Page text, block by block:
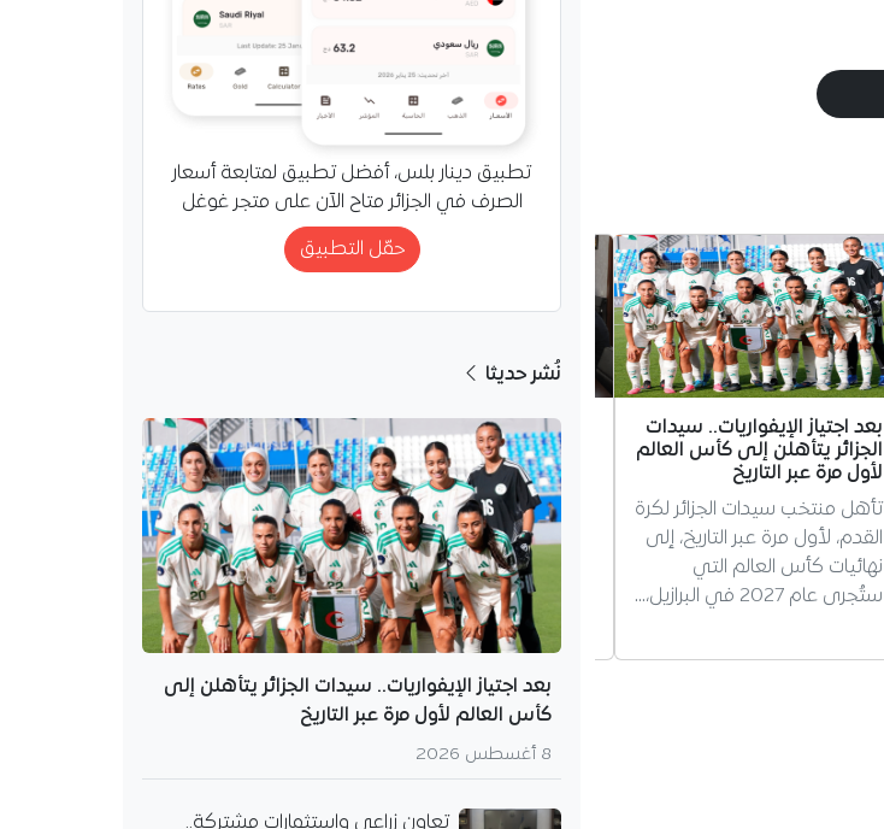
بعد اجتياز الإيفواريات.. سيدات
الجزائر يتأهلن إلى كأس العالم
لأول مرة عبر التاريخ
تأهل منتخب سيدات الجزائر لكرة
القدم، لأول مرة عبر التاريخ، إلى
نهائيات كأس العالم التي
ستُجرى عام 2027 في البرازيل،…
تعاون زراعي واستثمارات
مشتركة.. الجزائر وأوزبكستان
تبحثان آفاقًا جديدة
بحثت سفيرة الجزائر لدى
أوزبكستان جميلة عاشور مع وزير
الزراعة الأوزبكي توسيع التعاون
الزراعي وتنفيذ مشاريع مشتركة
وتبادل الخبرات في…
تطبيق دينار بلس، أفضل تطبيق لمتابعة أسعار
الصرف في الجزائر متاح الآن على متجر غوغل
حمّل التطبيق
نُشر حديثا
بعد اجتياز الإيفواريات.. سيدات الجزائر يتأهلن إلى
كأس العالم لأول مرة عبر التاريخ
8 أغسطس 2026
تعاون زراعي واستثمارات مشتركة..